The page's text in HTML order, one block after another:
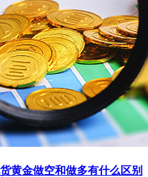
黄金做空和做多有什么区别